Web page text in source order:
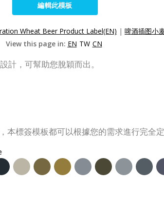
編輯此模板
Wheat Beer Product Label(EN) | 啤酒插图小
View this page in: EN TW CN
計，可幫助您脫穎而出。
本標簽模板都可以根據您的需求進行完全